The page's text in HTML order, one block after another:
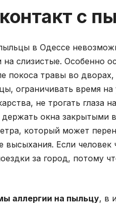
с
в Одессе
слизистые. Особенно
покоса травы во дворах,
ограничивать время
не трогать глаза
окна закрытыми
который может
высыхания. Если
за город, потому
аллергии на пыльцу, в